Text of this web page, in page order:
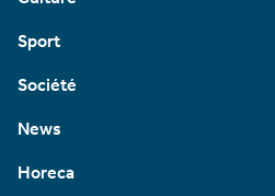
Sport
Société
News
Horeca